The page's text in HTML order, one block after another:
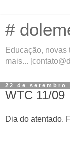
#
Educação,
mais...
22 de setembro
WTC 11/09
Dia do atentado.